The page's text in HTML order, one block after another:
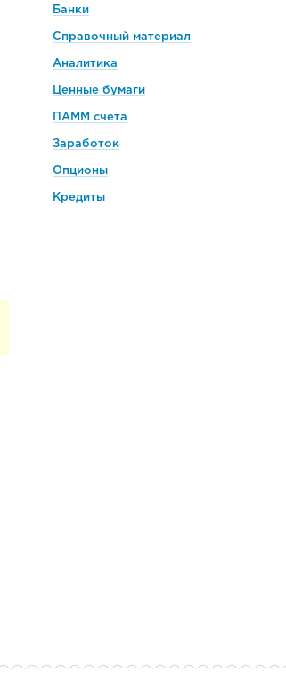
Банки
Справочный материал
Аналитика
Ценные бумаги
ПАММ счета
Заработок
Опционы
Кредиты